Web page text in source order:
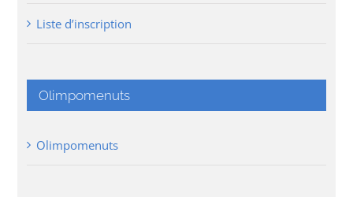
Liste d’inscription
Olimpomenuts
Olimpomenuts